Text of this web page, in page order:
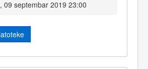
09 septembar 2019 23:00